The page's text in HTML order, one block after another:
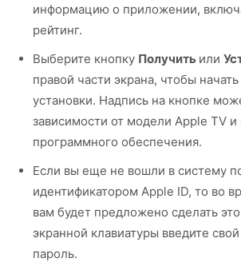
информацию о приложении,
рейтинг.
Выберите кнопку Получить или
правой части экрана, чтобы
установки. Надпись на кнопке
зависимости от модели Apple TV и
программного обеспечения.
Если вы еще не вошли в систему
идентификатором Apple ID, то во
вам будет предложено сделать
экранной клавиатуры введите
пароль.